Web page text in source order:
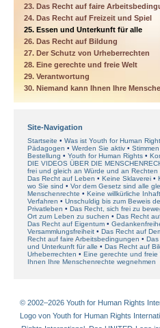
23. Das Recht auf faire
24. Das Recht auf Freizeit und Spiel
25. Essen und Unterkunft für alle
26. Das Recht auf Bildung
27. Der Schutz von Urheberrechten
28. Eine gerechte und freie Welt
29. Verantwortung
30. Niemand kann Ihnen Ihre
Site-Navigation
Startseite Was ist Youth for Human
Pädagogen
Werden Sie aktiv
Bestellung
Youth for Human Rights
DIE VIDEOS ÜBER DIE
frei und gleich an Würde und an Rechten
Das Recht auf Leben
Keine Sklaverei
wo Sie sind
Vor dem Gesetz sind alle
Menschenrechte
Keine willkürliche
Verfahren
Unschuldig bis zum Beweis
Privatleben
Das Recht, sich frei zu
Ort zum Leben zu suchen
Das Recht
Das Recht auf Eigentum
Versammlungsfreiheit
Das Recht auf
Recht auf faire Arbeitsbedingungen
und Unterkunft für alle
Das Recht auf
Urheberrechten
Eine gerechte und freie
Ihnen Ihre Menschenrechte wegnehmen
© 2002–2026 Youth for Human Rights
Logo von Youth for Human Rights